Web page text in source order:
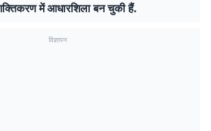
में आधारशिला बन चुकी हैं.
विज्ञापन